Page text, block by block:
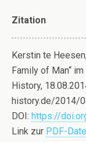
Zitation
Kerstin te
Family of Man“
History,
history.de/2014/
DOI: https://
Link zur PDF-